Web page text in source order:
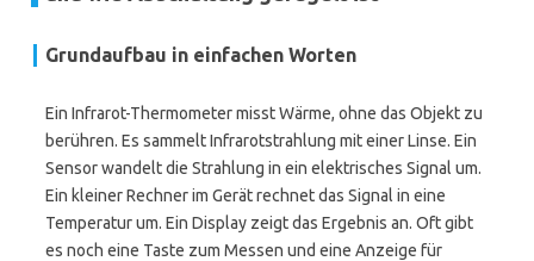
Grundaufbau in einfachen Worten
Ein Infrarot-Thermometer misst Wärme, ohne das Objekt zu
berühren. Es sammelt Infrarotstrahlung mit einer Linse. Ein
Sensor wandelt die Strahlung in ein elektrisches Signal um.
Ein kleiner Rechner im Gerät rechnet das Signal in eine
Temperatur um. Ein Display zeigt das Ergebnis an. Oft gibt
es noch eine Taste zum Messen und eine Anzeige für